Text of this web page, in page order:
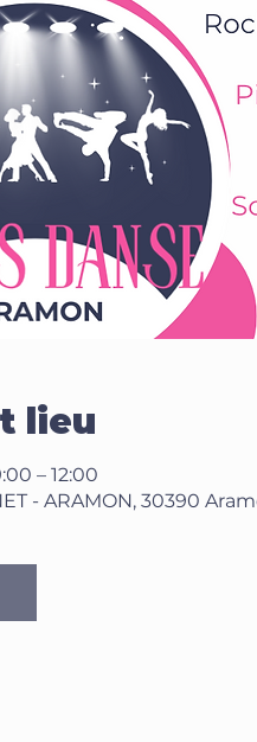
lieu
– 12:00
- ARAMON, 30390